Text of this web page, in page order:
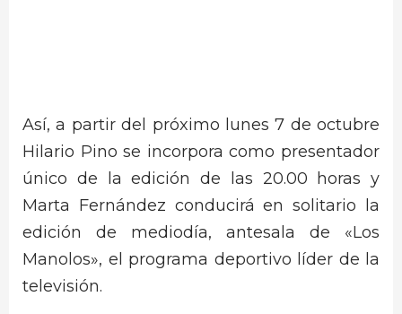
Así, a partir del próximo lunes 7 de octubre
Hilario Pino se incorpora como presentador
único de la edición de las 20.00 horas y
Marta Fernández conducirá en solitario la
edición de mediodía, antesala de «Los
Manolos», el programa deportivo líder de la
televisión.